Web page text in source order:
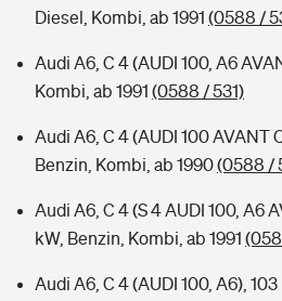
Diesel, Kombi, ab 1991 (0588 /
Audi A6, C 4 (AUDI 100, A6
Kombi, ab 1991 (0588 / 531)
Audi A6, C 4 (AUDI 100 AVANT
Benzin, Kombi, ab 1990(0588 /
Audi A6, C 4 (S 4 AUDI 100, A6
kW, Benzin, Kombi, ab 1991
Audi A6, C 4 (AUDI 100, A6),